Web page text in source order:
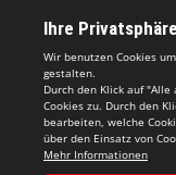
Teamsports 2
Dein Sportverein